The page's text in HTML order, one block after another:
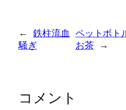
←
鉄柱流血
騒ぎ
ペットボト
お茶
→
コメント